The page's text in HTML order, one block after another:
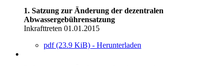
1. Satzung zur Änderung der dezentralen
Abwassergebührensatzung
Inkrafttreten 01.01.2015
pdf (23.9 KiB) - Herunterladen